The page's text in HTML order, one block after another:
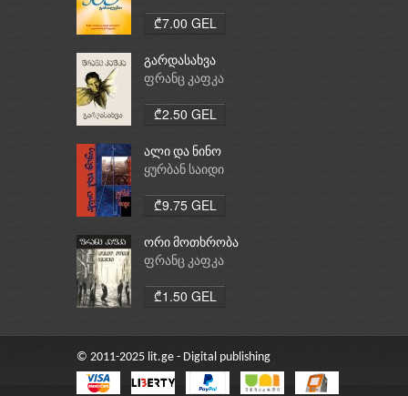
₾7.00 GEL
გარდასახვა
ფრანც კაფკა
₾2.50 GEL
ალი და ნინო
ყურბან საიდი
₾9.75 GEL
ორი მოთხრობა
ფრანც კაფკა
₾1.50 GEL
© 2011-2025 lit.ge - Digital publishing